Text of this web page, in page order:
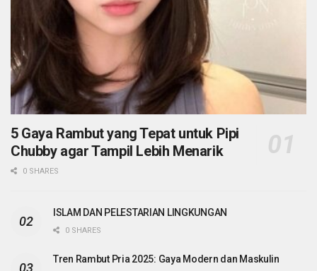
5 Gaya Rambut yang Tepat untuk Pipi
Chubby agar Tampil Lebih Menarik
0 SHARES
ISLAM DAN PELESTARIAN LINGKUNGAN
0 SHARES
Tren Rambut Pria 2025: Gaya Modern dan Maskulin